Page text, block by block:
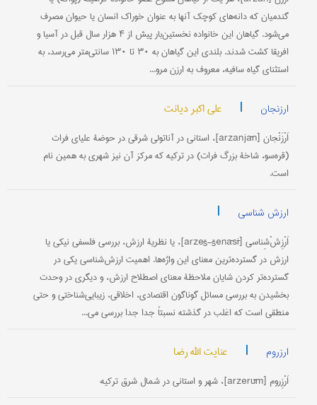
گندمیان که دانه‌های کوچک آنها به عنوان خوراک انسان یا حیوان مصرف
می‌شود. گیاهان این خانواده نخستین‌بار پیش از ۴ هزار سال قبل در آسیا و
افریقا کشت شدند. بلندی این گیاهان به ۳۰ تا ۱۳۰ سانتی‌متر می‌رسد، به
استثنای گیاه سافیه، معروف به ارزن مرو...
ارزنجان | علی اکبر دیانت
اَرْزَنْجان [arzanjān]، استانی در آناتولی شرقی در حوضۀ علیای فرات
(قره‌سو، شاخۀ بزرگ فرات) در ترکیه که مرکز آن نیز شهری به همین نام
است.
ارزش شناسی |
اَرْزِشْ‌شِناسی [arzeš-šenāsī]، یا نظریۀ ارزش، بررسی فلسفی نیکی یا
ارزش در گسترده‌ترین معنای این واژه‌ها. اهمیت ارزش‌شناسی یکی در
گسترده‌تر کردن شایان ملاحظۀ معنای اصطلاح ارزش، و دیگری در وحدت
بخشیدن به بررسی مسائل گوناگون اقتصادی، اخلاقی، زیبایی‌شناختی و حتى
منطقی است که اغلب در گذشته نسبتاً جدا جدا بررسی می...
ارزروم | عنایت الله رضا
اَرْزِروم [arzerūm]، شهر و استانی در شمال شرق ترکیه: